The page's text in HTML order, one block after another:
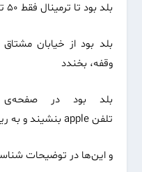
بلد بود تا ترمینال فقط ۵۰ تومان کرایه بدهد
بلد بود از خیابان
وقفه، بخندد
تلفن apple بنشیند و به ریش دوره‌گردان مخترع بخندد
و این‌ها در توضیحات